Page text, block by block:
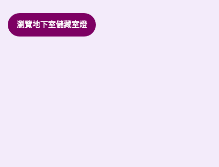
瀏覽地下室儲藏室燈